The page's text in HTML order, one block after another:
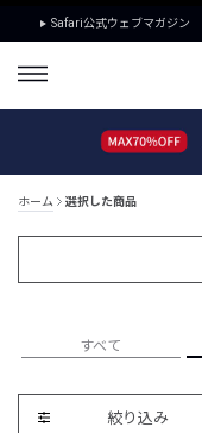
Safari公式ウェブマガジン
ホーム 選択した商品
すべて
絞り込み